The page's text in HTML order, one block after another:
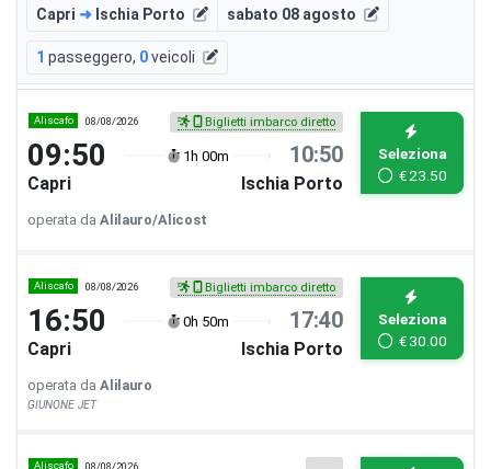
Capri ➜ Ischia Porto sabato 08 agosto
1 passeggero, 0veicoli
Aliscafo 08/08/2026 Biglietti imbarco diretto
09:50 1h 00m 10:50
Capri Ischia Porto
Seleziona
€23.50
operata da Alilauro/Alicost
Aliscafo 08/08/2026 Biglietti imbarco diretto
16:50 0h 50m 17:40
Capri Ischia Porto
Seleziona
€30.00
operata da Alilauro
GIUNONE JET
Aliscafo 08/08/2026